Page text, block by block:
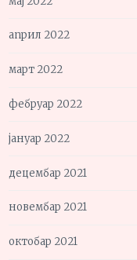
април 2022
март 2022
фебруар 2022
јануар 2022
децембар 2021
новембар 2021
октобар 2021